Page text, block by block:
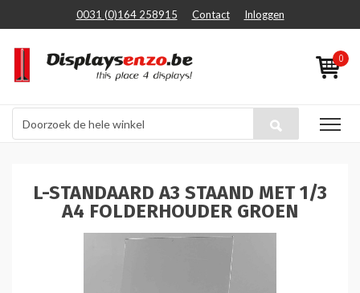
0031 (0)164 258915 Contact Inloggen
0
L-STANDAARD A3 STAAND MET 1/3
A4 FOLDERHOUDER GROEN